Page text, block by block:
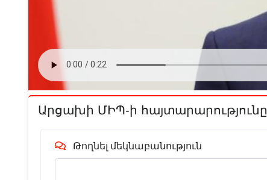
Արցախի ՄԻՊ-ի հայտարարությունը
Թողնել մեկնաբանություն